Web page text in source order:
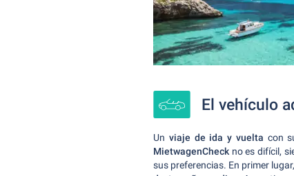
El vehículo
Un viaje de ida y vuelta con
MietwagenCheck no es difícil,
sus preferencias. En primer